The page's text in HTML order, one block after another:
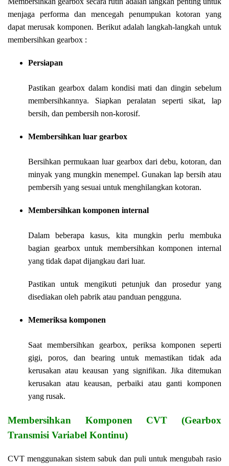
menjaga performa dan mencegah penumpukan kotoran yang
dapat merusak komponen. Berikut adalah langkah-langkah untuk
membersihkan gearbox :
Persiapan
Pastikan gearbox dalam kondisi mati dan dingin sebelum
membersihkannya. Siapkan peralatan seperti sikat, lap
bersih, dan pembersih non-korosif.
Membersihkan luar gearbox
Bersihkan permukaan luar gearbox dari debu, kotoran, dan
minyak yang mungkin menempel. Gunakan lap bersih atau
pembersih yang sesuai untuk menghilangkan kotoran.
Membersihkan komponen internal
Dalam beberapa kasus, kita mungkin perlu membuka
bagian gearbox untuk membersihkan komponen internal
yang tidak dapat dijangkau dari luar.
Pastikan untuk mengikuti petunjuk dan prosedur yang
disediakan oleh pabrik atau panduan pengguna.
Memeriksa komponen
Saat membersihkan gearbox, periksa komponen seperti
gigi, poros, dan bearing untuk memastikan tidak ada
kerusakan atau keausan yang signifikan. Jika ditemukan
kerusakan atau keausan, perbaiki atau ganti komponen
yang rusak.
Membersihkan Komponen CVT (Gearbox
Transmisi Variabel Kontinu)
CVT menggunakan sistem sabuk dan puli untuk mengubah rasio